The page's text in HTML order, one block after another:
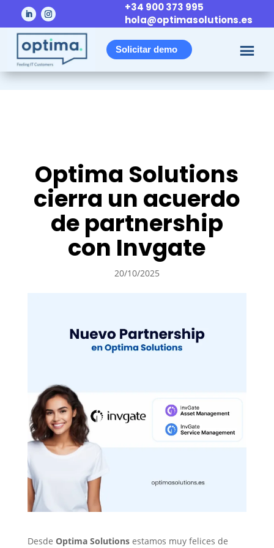
+34 900 373 995
hola@optimasolutions.es
Solicitar demo
Optima Solutions
cierra un acuerdo
de partnership
con Invgate
20/10/2025
Desde Optima Solutions estamos muy felices de